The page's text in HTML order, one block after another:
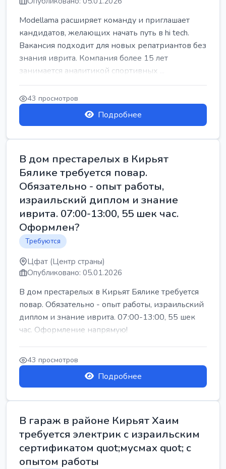
Modellama расширяет команду и приглашает
кандидатов, желающих начать путь в hi tech.
Вакансия подходит для новых репатриантов без
знания иврита. Компания более 15 лет
занимается аналитикой спортивных ...
43 просмотров
Подробнее
В дом престарелых в Кирьят
Бялике требуется повар.
Обязательно - опыт работы,
израильский диплом и знание
иврита. 07:00-13:00, 55 шек час.
Оформлен?
Требуются
Цфат (Центр страны)
Опубликовано: 05.01.2026
В дом престарелых в Кирьят Бялике требуется
повар. Обязательно - опыт работы, израильский
диплом и знание иврита. 07:00-13:00, 55 шек
час. Оформление напрямую!
43 просмотров
Подробнее
В гараж в районе Кирьят Хаим
требуется электрик с израильским
сертификатом quot;мусмах quot; с
опытом работы